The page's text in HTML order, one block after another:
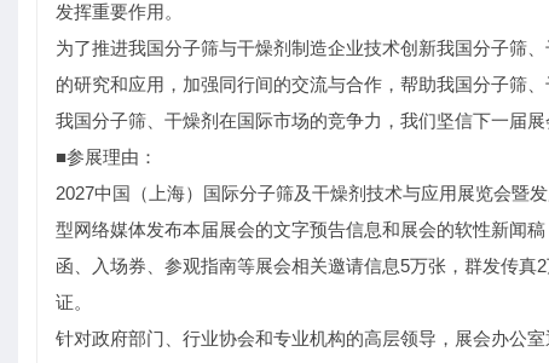
发挥重要作用。
为了推进我国分子筛与干燥剂制造企业技术创新我国分子筛
的研究和应用，加强同行间的交流与合作，帮助我国分子筛
我国分子筛、干燥剂在国际市场的竞争力，我们坚信下一届
■参展理由：
2027中国（上海）国际分子筛及干燥剂技术与应用展览会暨
型网络媒体发布本届展会的文字预告信息和展会的软性新闻
函、入场券、参观指南等展会相关邀请信息5万张，群发传
证。
针对政府部门、行业协会和专业机构的高层领导，展会办公